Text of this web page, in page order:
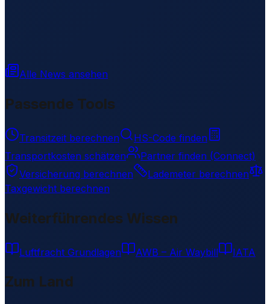
Alle News ansehen
Passende Tools
Transitzeit berechnen
HS-Code finden
Transportkosten schätzen
Partner finden (Connect)
Versicherung berechnen
Lademeter berechnen
Taxgewicht berechnen
Weiterführendes Wissen
Luftfracht Grundlagen AWB – Air Waybill IATA
Zum Land